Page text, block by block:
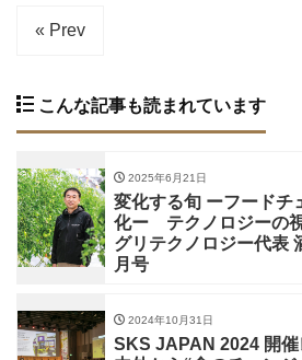
« Prev
こんな記事も読まれています
2025年6月21日
変化する旬 ーフードチ
化ー テクノロジーの
グリテクノロジー代
月号
2024年10月31日
SKS JAPAN 2024 開